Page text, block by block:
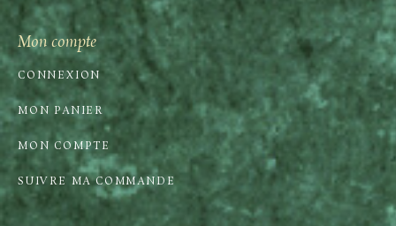
Mon compte
CONNEXION
MON PANIER
MON COMPTE
SUIVRE MA COMMANDE